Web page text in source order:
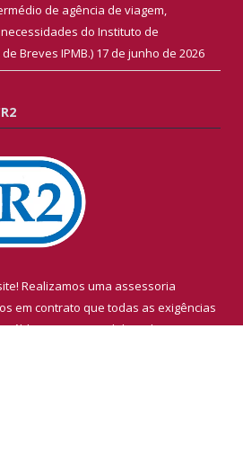
de agência de viagem,
do Instituto de
Breves IPMB.) 17 de junho de 2026
Realizamos uma assessoria
em contrato que todas as exigências
serão atendidas. Clique aqui e